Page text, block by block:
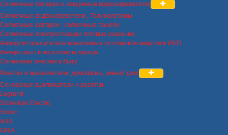
Солнечные батареи и вакуумные водонагреватели
Солнечные водонагреватели , Гелиосистемы
Солнечные батареи - солнечные панели
Солнечные электростанции готовые решения
Аккумуляторы для альтернативных источников энергии и ИБП
Инверторы / контроллеры заряда
Солнечная энергия в быту
Розетки и выключатели, домофоны, умный дом
Сенсорные выключатели и розетки
Legrand
Schneider Electric
Simon
ABB
GIRA